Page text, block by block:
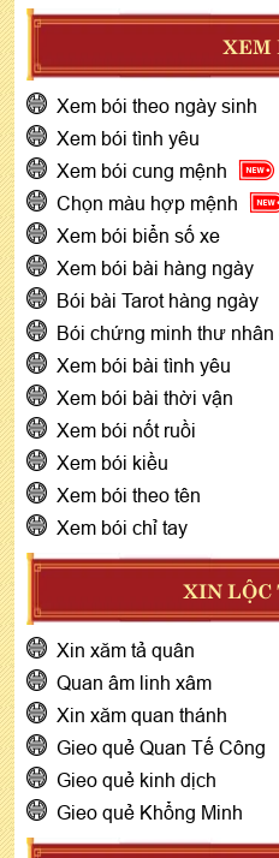
XEM
Xem bói theo ngày sinh
Xem bói tình yêu
Xem bói cung mệnh
Chọn màu hợp mệnh
Xem bói biển số xe
Xem bói bài hàng ngày
Bói bài Tarot hàng ngày
Bói chứng minh thư nhân
Xem bói bài tình yêu
Xem bói bài thời vận
Xem bói nốt ruồi
Xem bói kiều
Xem bói theo tên
Xem bói chỉ tay
XIN LỘC
Xin xăm tả quân
Quan âm linh xâm
Xin xăm quan thánh
Gieo quẻ Quan Tế Công
Gieo quẻ kinh dịch
Gieo quẻ Khổng Minh